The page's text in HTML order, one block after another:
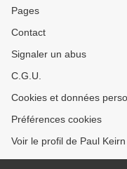
Pages
Contact
Signaler un abus
C.G.U.
Cookies et données
Préférences cookies
Voir le profil de Paul